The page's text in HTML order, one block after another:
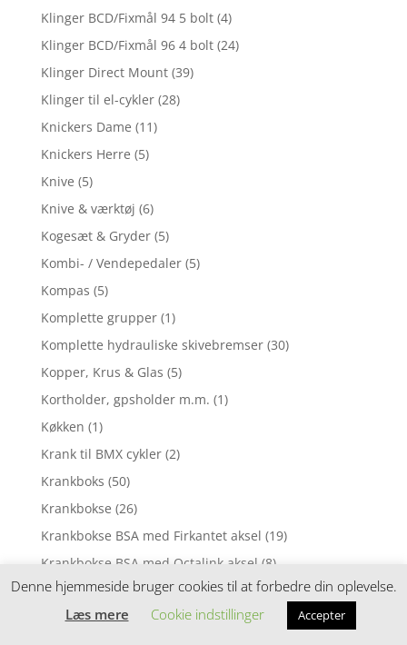
Klinger BCD/Fixmål 94 5 bolt (4)
Klinger BCD/Fixmål 96 4 bolt (24)
Klinger Direct Mount (39)
Klinger til el-cykler (28)
Knickers Dame (11)
Knickers Herre (5)
Knive (5)
Knive & værktøj (6)
Kogesæt & Gryder (5)
Kombi- / Vendepedaler (5)
Kompas (5)
Komplette grupper (1)
Komplette hydrauliske skivebremser (30)
Kopper, Krus & Glas (5)
Kortholder, gpsholder m.m. (1)
Køkken (1)
Krank til BMX cykler (2)
Krankboks (50)
Krankbokse (26)
Krankbokse BSA med Firkantet aksel (19)
Krankbokse BSA med Octalink aksel (8)
Krankbokse BSA til GXP og DUB (2)
Krankbokse BSA til Hollowtech II (6)
Denne hjemmeside bruger cookies til at forbedre din oplevelse.
Læs mere
Cookie indstillinger Accepter